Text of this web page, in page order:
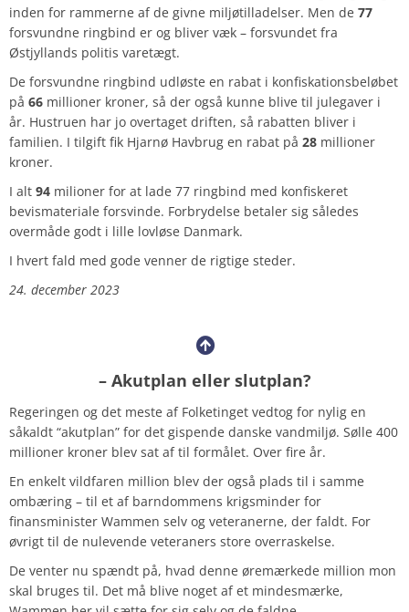
inden for rammerne af de givne miljøtilladelser. Men de 77
forsvundne ringbind er og bliver væk – forsvundet fra
Østjyllands politis varetægt.
De forsvundne ringbind udløste en rabat i konfiskationsbeløbet
på 66 millioner kroner, så der også kunne blive til julegaver i
år. Hustruen har jo overtaget driften, så rabatten bliver i
familien. I tilgift fik Hjarnø Havbrug en rabat på 28 millioner
kroner.
I alt 94 milioner for at lade 77 ringbind med konfiskeret
bevismateriale forsvinde. Forbrydelse betaler sig således
overmåde godt i lille lovløse Danmark.
I hvert fald med gode venner de rigtige steder.
24. december 2023
– Akutplan eller slutplan?
Regeringen og det meste af Folketinget vedtog for nylig en
såkaldt “akutplan” for det gispende danske vandmiljø. Sølle 400
millioner kroner blev sat af til formålet. Over fire år.
En enkelt vildfaren million blev der også plads til i samme
ombæring – til et af barndommens krigsminder for
finansminister Wammen selv og veteranerne, der faldt. For
øvrigt til de nulevende veteraners store overraskelse.
De venter nu spændt på, hvad denne øremærkede million mon
skal bruges til. Det må blive noget af et mindesmærke,